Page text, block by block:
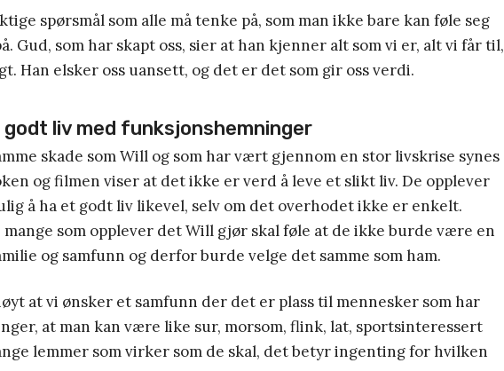
spørsmål som alle må tenke på, som man ikke bare kan føle seg
Gud, som har skapt oss, sier at han kjenner alt som vi er, alt vi får til,
Han elsker oss uansett, og det er det som gir oss verdi.
godt liv med funksjonshemninger
skade som Will og som har vært gjennom en stor livskrise synes
og filmen viser at det ikke er verd å leve et slikt liv. De opplever
å ha et godt liv likevel, selv om det overhodet ikke er enkelt.
som opplever det Will gjør skal føle at de ikke burde være en
og samfunn og derfor burde velge det samme som ham.
at vi ønsker et samfunn der det er plass til mennesker som har
at man kan være like sur, morsom, flink, lat, sportsinteressert
lemmer som virker som de skal, det betyr ingenting for hvilken